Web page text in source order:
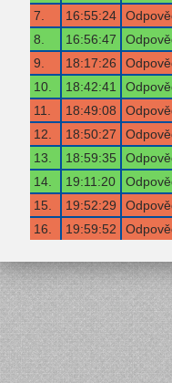
7.
16:55:24
8.
16:56:47
9.
18:17:26
10.
18:42:41
11.
18:49:08
12.
18:50:27
13.
18:59:35
14.
19:11:20
15.
19:52:29
16.
19:59:52